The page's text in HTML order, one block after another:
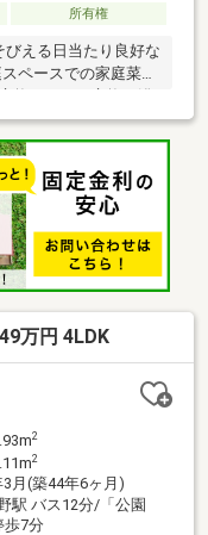
所有権
る日当たり良好な
ペースでの家庭菜園
・クロス貼替・フロ
・ハウスクリーニン
万円 4LDK
2
2
3月(築44年6ヶ月)
駅 バス12分/「公園
歩7分